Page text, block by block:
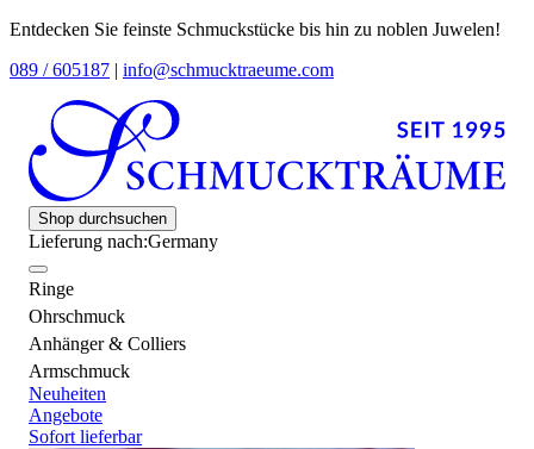
Entdecken Sie feinste Schmuckstücke bis hin zu noblen Juwelen!
089 / 605187 | info@schmucktraeume.com
Shop durchsuchen
Lieferung nach:Germany
Ringe
Ohrschmuck
Anhänger & Colliers
Armschmuck
Neuheiten
Angebote
Sofort lieferbar